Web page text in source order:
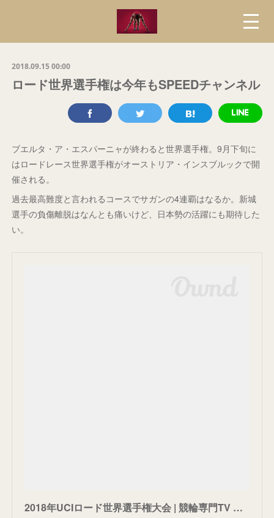
2018.09.15 00:00
ロード世界選手権は今年もSPEEDチャンネル
ブエルタ・ア・エスパーニャが終わると世界選手権。9月下旬に
はロードレース世界選手権がオーストリア・インスブルックで開
催される。
過去最高難度と言われるコースでサガンの4連覇はなるか。新城
選手の負傷離脱はなんとも痛いけど、日本勢の活躍にも期待した
い。
2018年UCIロード世界選手権大会 | 競輪専門TV スピードチャンネル